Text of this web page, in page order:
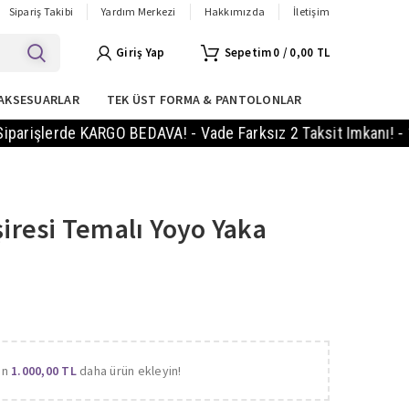
Sipariş Takibi Yardım Merkezi Hakkımızda İletişim
Giriş Yap 0 / 0,00 TL
TEK ÜST FORMA & PANTOLONLAR
KARGO BEDAVA! - Vade Farksız 2 Taksit Imkanı! - 14
Temalı Yoyo Yaka
1.000,00 TLdaha ürün ekleyin!